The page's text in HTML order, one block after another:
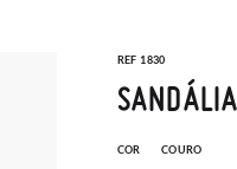
REF 1830
COR COURO